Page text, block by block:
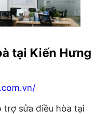
tại Kiến Hưng
trợ sửa điều hòa tại